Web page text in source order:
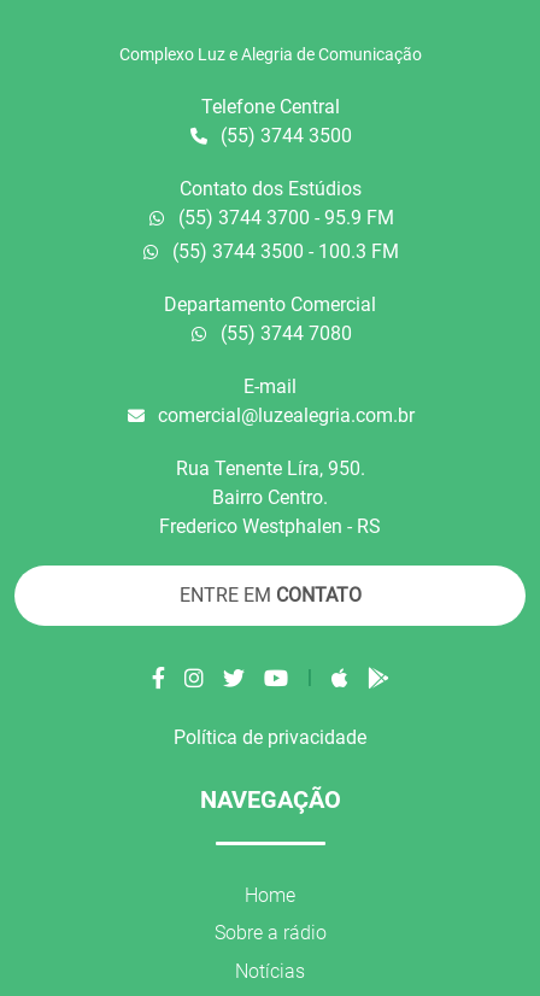
Complexo Luz e Alegria de Comunicação
Telefone Central
(55) 3744 3500
Contato dos Estúdios
(55) 3744 3700 - 95.9 FM
(55) 3744 3500 - 100.3 FM
Departamento Comercial
(55) 3744 7080
E-mail
comercial@luzealegria.com.br
Rua Tenente Líra, 950.
Bairro Centro.
Frederico Westphalen - RS
ENTRE EM CONTATO
Política de privacidade
NAVEGAÇÃO
Home
Sobre a rádio
Notícias